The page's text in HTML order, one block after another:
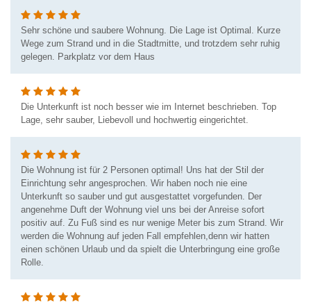
Sehr schöne und saubere Wohnung. Die Lage ist Optimal. Kurze
Wege zum Strand und in die Stadtmitte, und trotzdem sehr ruhig
gelegen. Parkplatz vor dem Haus
Die Unterkunft ist noch besser wie im Internet beschrieben. Top
Lage, sehr sauber, Liebevoll und hochwertig eingerichtet.
Die Wohnung ist für 2 Personen optimal! Uns hat der Stil der
Einrichtung sehr angesprochen. Wir haben noch nie eine
Unterkunft so sauber und gut ausgestattet vorgefunden. Der
angenehme Duft der Wohnung viel uns bei der Anreise sofort
positiv auf. Zu Fuß sind es nur wenige Meter bis zum Strand. Wir
werden die Wohnung auf jeden Fall empfehlen,denn wir hatten
einen schönen Urlaub und da spielt die Unterbringung eine große
Rolle.